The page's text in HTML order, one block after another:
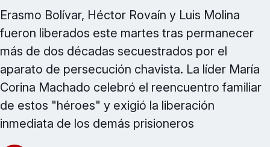
Erasmo Bolívar, Héctor Rovaín y Luis Molina
fueron liberados este martes tras permanecer
más de dos décadas secuestrados por el
aparato de persecución chavista. La líder María
Corina Machado celebró el reencuentro familiar
de estos "héroes" y exigió la liberación
inmediata de los demás prisioneros